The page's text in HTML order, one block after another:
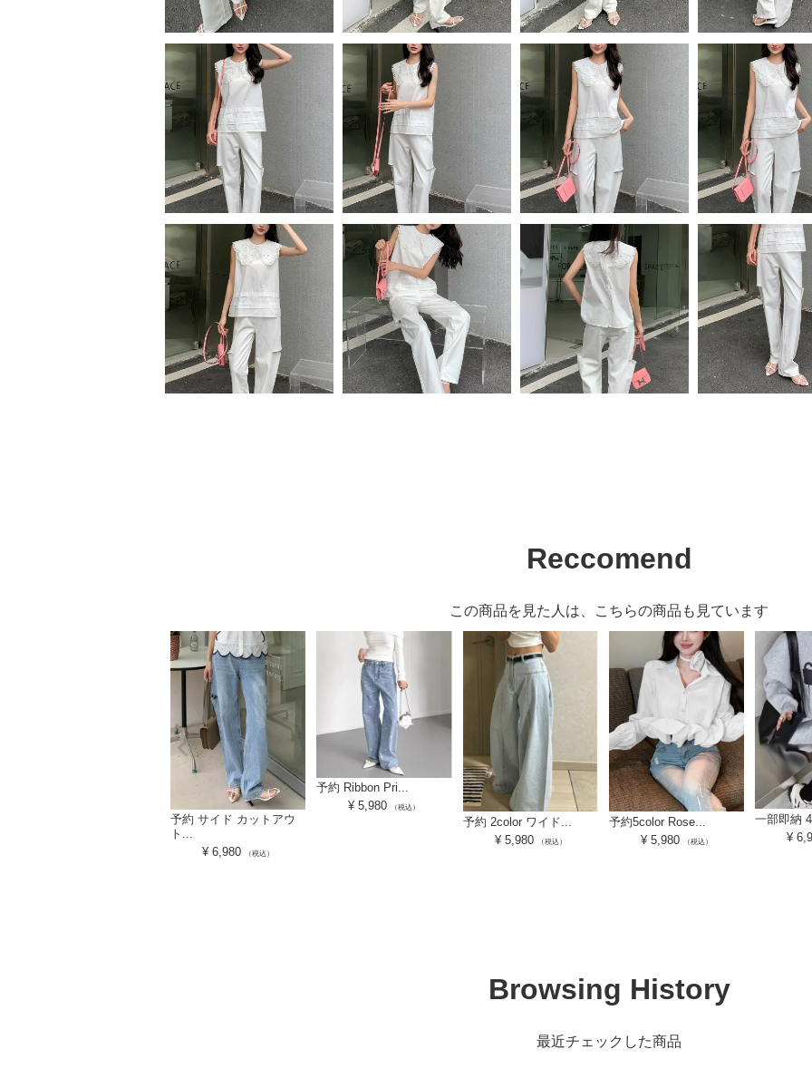
Reccomend
この商品を見た人は、こちらの商品も見ています
予約 サイド カットアウ
ト...
¥ 6,980 （税込）
予約 Ribbon Pri...
¥ 5,980 （税込）
予約 2color ワイド...
¥ 5,980 （税込）
予約5color Rose...
¥ 5,980 （税込）
一部即納
¥
Browsing History
最近チェックした商品